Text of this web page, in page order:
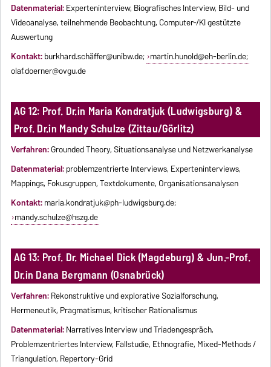
Datenmaterial:Experteninterview, Biografisches Interview, Bild- und
Videoanalyse, teilnehmende Beobachtung, Computer-/KI gestützte
Auswertung
Kontakt:burkhard.schäffer@unibw.de; martin.hunold@eh-berlin.de;
olaf.doerner@ovgu.de
AG 12: Prof. Dr.in Maria Kondratjuk (Ludwigsburg) &
Prof. Dr.in Mandy Schulze (Zittau/Görlitz)
Verfahren:Grounded Theory, Situationsanalyse und Netzwerkanalyse
Datenmaterial:problemzentrierte Interviews, Experteninterviews,
Mappings, Fokusgruppen, Textdokumente, Organisationsanalysen
Kontakt:maria.kondratjuk@ph-ludwigsburg.de;
mandy.schulze@hszg.de
AG 13: Prof. Dr. Michael Dick (Magdeburg) & Jun.-Prof.
Dr.in Dana Bergmann (Osnabrück)
Verfahren:Rekonstruktive und explorative Sozialforschung,
Hermeneutik, Pragmatismus, kritischer Rationalismus
Datenmaterial:Narratives Interview und Triadengespräch,
Problemzentriertes Interview, Fallstudie, Ethnografie, Mixed-Methods /
Triangulation, Repertory-Grid